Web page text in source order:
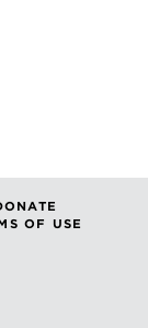
OF USE